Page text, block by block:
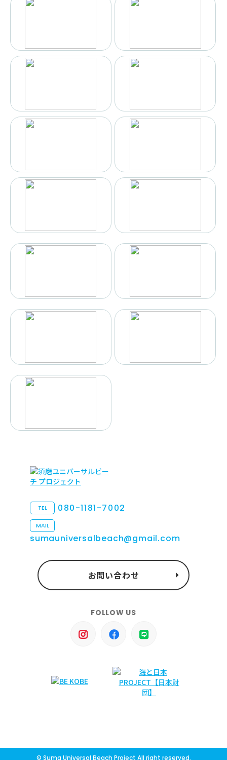
TEL 080-1181-7002
MAIL
sumauniversalbeach@gmail.com
お問い合わせ
FOLLOW US
© Suma Universal Beach Project All right reserved.